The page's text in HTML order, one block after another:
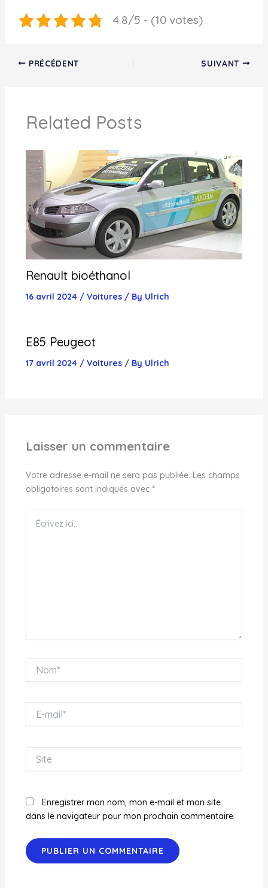
4.8/5 - (10 votes)
PRÉCÉDENT SUIVANT
Related Posts
Renault bioéthanol
16 avril 2024 / Voitures/ By Ulrich
E85 Peugeot
17 avril 2024 / Voitures/ By Ulrich
Laisser un commentaire
Votre adresse e-mail ne sera pas publiée. Les champs
obligatoires sont indiqués avec *
ici…
mail*
Enregistrer mon nom, mon e-mail et mon site
dans le navigateur pour mon prochain commentaire.